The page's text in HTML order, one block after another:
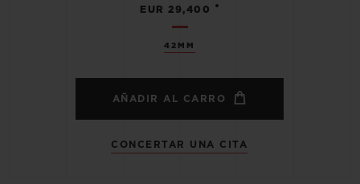
42MM
EUR 29,400 •
AÑADIR AL CARRO
CONCERTAR UNA CITA